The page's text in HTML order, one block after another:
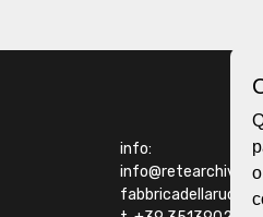
info: